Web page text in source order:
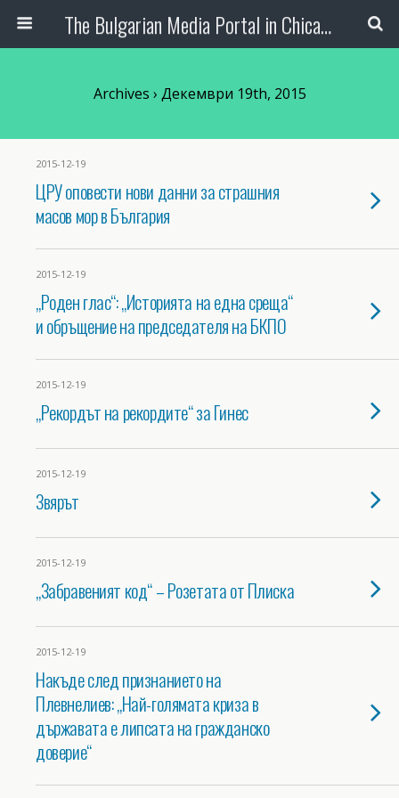
The Bulgarian Media Portal in Chicago
Archives › Декември 19th, 2015
2015-12-19
ЦРУ оповести нови данни за страшния
масов мор в България
2015-12-19
„Роден глас“: „Историята на една среща“
и обръщение на председателя на БКПО
2015-12-19
„Рекордът на рекордите“ за Гинес
2015-12-19
Звярът
2015-12-19
„Забравеният код“ – Розетата от Плиска
2015-12-19
Накъде след признанието на
Плевнелиев: „Най-голямата криза в
държавата е липсата на гражданско
доверие“